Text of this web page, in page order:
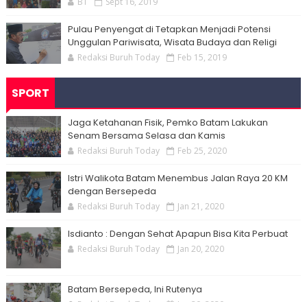
Pulau Penyengat di Tetapkan Menjadi Potensi
Unggulan Pariwisata, Wisata Budaya dan Religi
Redaksi Buruh Today Feb 15, 2019
SPORT
Jaga Ketahanan Fisik, Pemko Batam Lakukan
Senam Bersama Selasa dan Kamis
Redaksi Buruh Today Feb 25, 2020
Istri Walikota Batam Menembus Jalan Raya 20 KM
dengan Bersepeda
Redaksi Buruh Today Jan 21, 2020
Isdianto : Dengan Sehat Apapun Bisa Kita Perbuat
Redaksi Buruh Today Jan 20, 2020
Batam Bersepeda, Ini Rutenya